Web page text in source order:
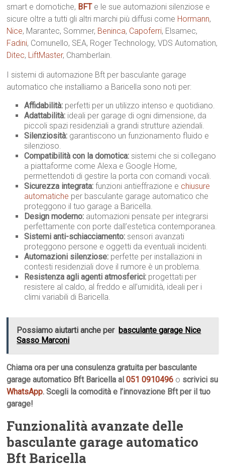
smart e domotiche, BFT e le sue automazioni silenziose e
sicure oltre a tutti gli altri marchi più diffusi come Hormann,
Nice, Marantec, Sommer, Beninca, Capoferri, Elsamec,
Fadini, Comunello, SEA, Roger Technology, VDS Automation,
Ditec, LiftMaster, Chamberlain.
I sistemi di automazione Bft per basculante garage
automatico che installiamo a Baricella sono noti per:
Affidabilità: perfetti per un utilizzo intenso e quotidiano.
Adattabilità: ideali per garage di ogni dimensione, da
piccoli spazi residenziali a grandi strutture aziendali.
Silenziosità: garantiscono un funzionamento fluido e
silenzioso.
Compatibilità con la domotica: sistemi che si collegano
a piattaforme come Alexa e Google Home,
permettendoti di gestire la porta con comandi vocali.
Sicurezza integrata: funzioni antieffrazione e chiusure
automatiche per basculante garage automatico che
proteggono il tuo garage a Baricella.
Design moderno: automazioni pensate per integrarsi
perfettamente con porte dall’estetica contemporanea.
Sistemi anti-schiacciamento: sensori avanzati
proteggono persone e oggetti da eventuali incidenti.
Automazioni silenziose: perfette per installazioni in
contesti residenziali dove il rumore è un problema.
Resistenza agli agenti atmosferici: progettati per
resistere al caldo, al freddo e all’umidità, ideali per i
climi variabili di Baricella.
Possiamo aiutarti anche per basculante garage Nice
Sasso Marconi
Chiama ora per una consulenza gratuita per basculante
garage automatico Bft Baricella al051 0910496 o scrivici su
WhatsApp. Scegli la comodità e l’innovazione Bft per il tuo
garage!
Funzionalità avanzate delle
basculante garage automatico
Bft Baricella